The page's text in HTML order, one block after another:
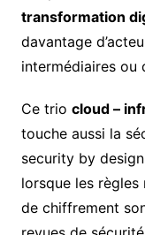
transformation
davantage
intermédiaires ou
Ce trio cloud –
touche aussi la
security by
lorsque les
de chiffrement